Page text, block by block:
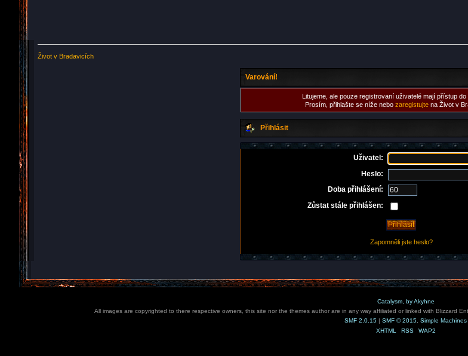
Život v Bradavicích
Varování!
Litujeme, ale pouze registrovaní uživatelé mají přístup do
Prosím, přihlašte se níže nebo zaregistujte na Život v
Přihlásit
Uživatel:
Heslo:
Doba přihlášení:
Zůstat stále přihlášen:
Zapomněli jste heslo?
Catalysm, by Akyhne
All images are copyrighted to there respective owners, this site nor the themes author are in any way affiliated or linked with Blizzard
SMF 2.0.15 | SMF © 2015 Simple Machines
XHTML
RSS WAP2